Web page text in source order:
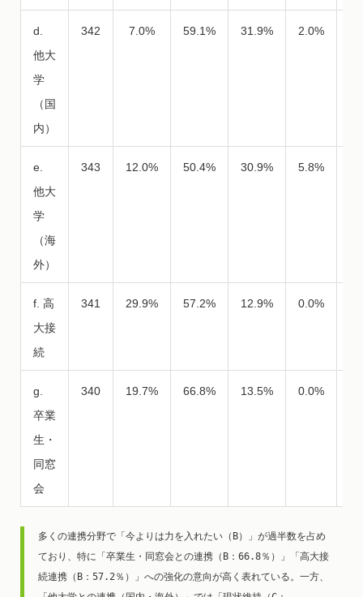
d.
他大
学
（国
内）
342 7.0% 59.1% 31.9% 2.0%
e.
他大
学
（海
外）
343 12.0% 50.4% 30.9% 5.8%
f. 高
大接
続
341 29.9% 57.2% 12.9% 0.0%
g.
卒業
生・
同窓
会
340 19.7% 66.8% 13.5% 0.0%
多くの連携分野で「今よりは力を入れたい（B）」が過半数を占め
ており、特に「卒業生・同窓会との連携（B：66.8％）」「高大接
続連携（B：57.2％）」への強化の意向が高く表れている。一方、